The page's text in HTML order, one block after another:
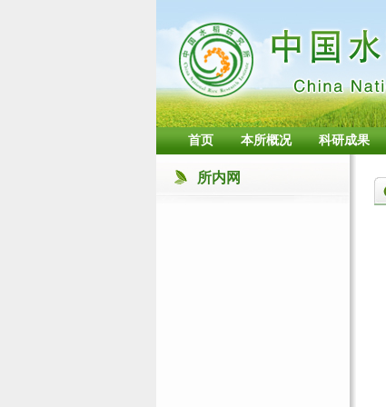
首页 本所概况 科研成果
所内网